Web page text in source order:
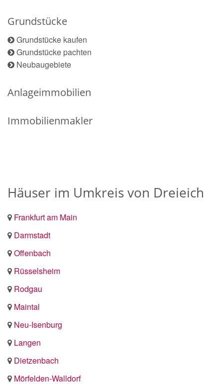
Grundstücke
Grundstücke kaufen
Grundstücke pachten
Neubaugebiete
Anlageimmobilien
Immobilienmakler
Häuser im Umkreis von Dreieich
Frankfurt am Main
Darmstadt
Offenbach
Rüsselsheim
Rodgau
Maintal
Neu-Isenburg
Langen
Dietzenbach
Mörfelden-Walldorf